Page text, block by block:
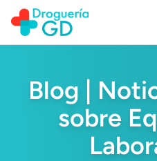
Blog |
sobre